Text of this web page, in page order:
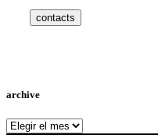
contacts
archive
archive